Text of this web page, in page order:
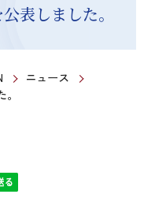
表しました。
ニュース